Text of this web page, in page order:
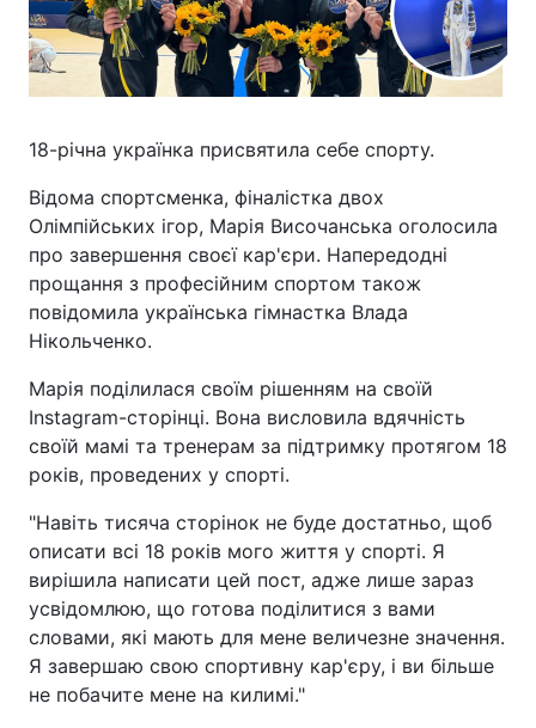
18-річна українка присвятила себе спорту.
Відома спортсменка, фіналістка двох
Олімпійських ігор, Марія Височанська оголосила
про завершення своєї кар'єри. Напередодні
прощання з професійним спортом також
повідомила українська гімнастка Влада
Нікольченко.
Марія поділилася своїм рішенням на своїй
Instagram-сторінці. Вона висловила вдячність
своїй мамі та тренерам за підтримку протягом 18
років, проведених у спорті.
"Навіть тисяча сторінок не буде достатньо, щоб
описати всі 18 років мого життя у спорті. Я
вирішила написати цей пост, адже лише зараз
усвідомлюю, що готова поділитися з вами
словами, які мають для мене величезне значення.
Я завершаю свою спортивну кар'єру, і ви більше
не побачите мене на килимі."